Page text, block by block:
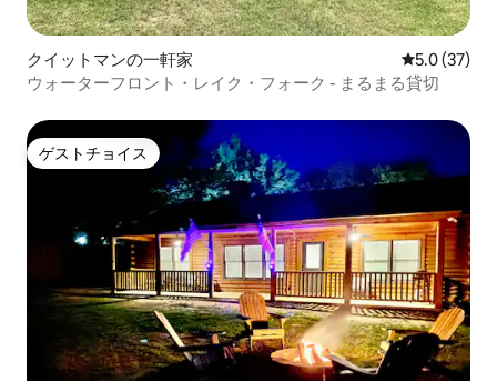
クイットマンの一軒家 レビュー37
5.0 (37)
ウォーターフロント・レイク・フォーク - まるまる貸切
ゲストチョイス
ゲストチョイス